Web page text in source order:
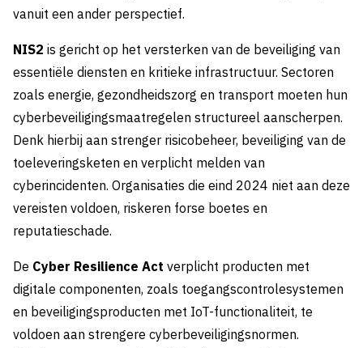
vanuit een ander perspectief.
NIS2 is gericht op het versterken van de beveiliging van
essentiële diensten en kritieke infrastructuur. Sectoren
zoals energie, gezondheidszorg en transport moeten hun
cyberbeveiligingsmaatregelen structureel aanscherpen.
Denk hierbij aan strenger risicobeheer, beveiliging van de
toeleveringsketen en verplicht melden van
cyberincidenten. Organisaties die eind 2024 niet aan deze
vereisten voldoen, riskeren forse boetes en
reputatieschade.
De Cyber Resilience Act verplicht producten met
digitale componenten, zoals toegangscontrolesystemen
en beveiligingsproducten met IoT-functionaliteit, te
voldoen aan strengere cyberbeveiligingsnormen.